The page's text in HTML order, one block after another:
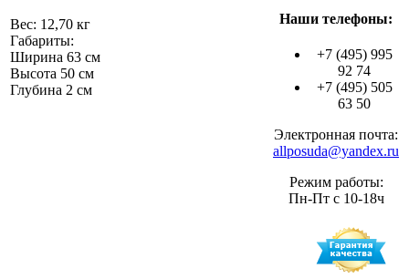
Вес: 12,70 кг
Габариты:
Ширина 63 см
Высота 50 см
Глубина 2 см
Наши телефоны:
+7 (495) 995
92 74
+7 (495) 505
63 50
Электронная почта:
allposuda@yandex.ru
Режим работы:
Пн-Пт с 10-18ч